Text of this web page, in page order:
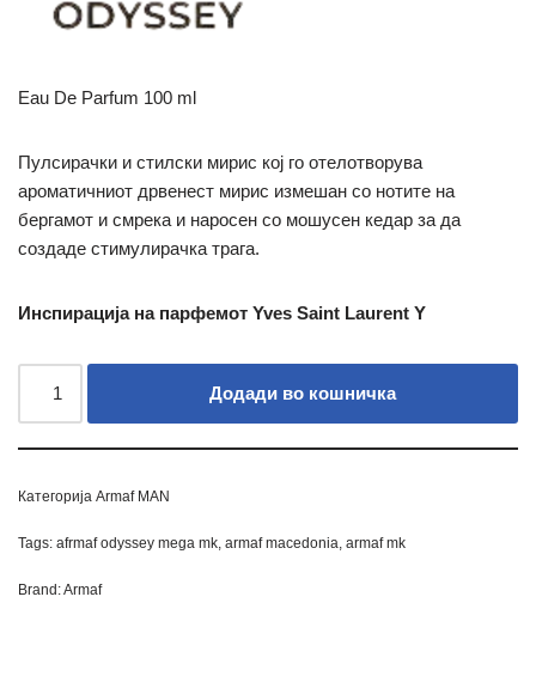
Eau De Parfum 100 ml
Пулсирачки и стилски мирис кој го отелотворува
ароматичниот дрвенест мирис измешан со нотите на
бергамот и смрека и наросен со мошусен кедар за да
создаде стимулирачка трага.
Инспирација на парфемот Yves Saint Laurent Y
Додади во кошничка
Категорија Armaf MAN
Tags: afrmaf odyssey mega mk armaf macedonia armaf mk
Brand:Armaf